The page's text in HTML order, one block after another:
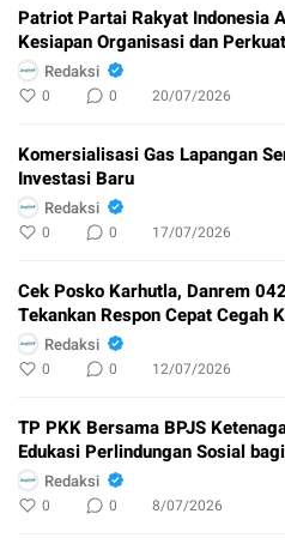
Patriot Partai Rakyat Indonesia
Kesiapan Organisasi dan
Redaksi
0 0 20/07/2026
Komersialisasi Gas Lapangan
Investasi Baru
Redaksi
0 0 17/07/2026
Cek Posko Karhutla, Danrem
Tekankan Respon Cepat Cegah
Redaksi
0 0 12/07/2026
TP PKK Bersama BPJS
Edukasi Perlindungan Sosial
Redaksi
0 0 8/07/2026